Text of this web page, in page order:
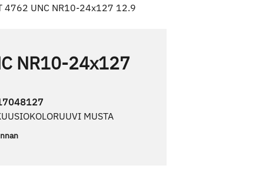
4762 UNC NR10-24x127 12.9
NR10-24x127
MUSTA